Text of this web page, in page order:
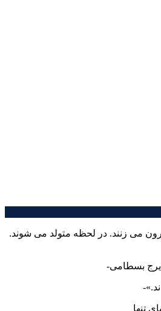
می زنند. در لحظه متولد می شوند.
بسطامی-